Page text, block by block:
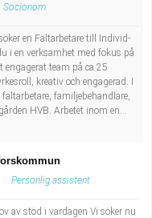
Socionom
en Fältarbetare till Individ-
i en verksamhet med fokus på
engagerat team på ca 25
kreativ och engagerad. I
familjebehandlare,
HVB. Arbetet inom en...
Personlig assistent
av stöd i vardagen Vi söker nu